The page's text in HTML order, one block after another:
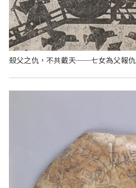
殺父之仇，不共戴天──七女為父報仇